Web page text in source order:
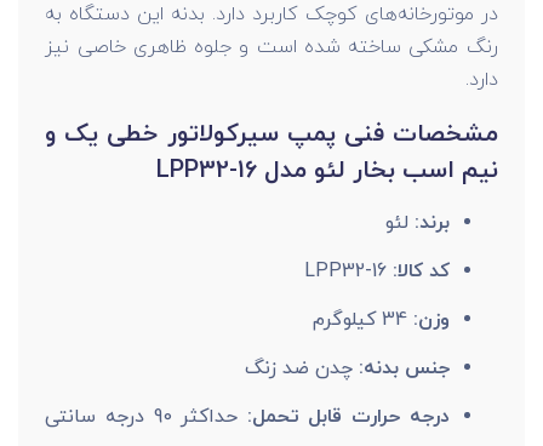
در موتورخانه‌های کوچک کاربرد دارد. بدنه این دستگاه به
رنگ مشکی ساخته شده است و جلوه ظاهری خاصی نیز
دارد.
مشخصات فنی پمپ سیرکولاتور خطی یک و
نیم اسب بخار لئو مدل LPP32-16
برند: لئو
کد کالا: LPP32-16
وزن: 34 کیلوگرم
جنس بدنه: چدن ضد زنگ
درجه حرارت قابل تحمل:
حداکثر 90 درجه سانتی